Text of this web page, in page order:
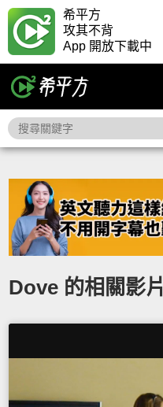
希平方
攻其不背
App 開放下載中
Dove 的相關影片